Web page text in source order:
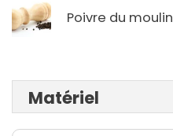
Poivre du moulin
Matériel